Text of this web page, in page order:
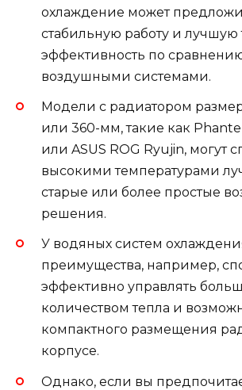
охлаждение может
стабильную работу и
эффективность по
воздушными системами.
Модели с радиатором
или 360-мм, такие как
или ASUS ROG Ryujin, могут
высокими температурами
старые или более простые
решения.
У водяных систем
преимущества, например,
эффективно управлять
количеством тепла и
компактного размещения
корпусе.
Однако, если вы